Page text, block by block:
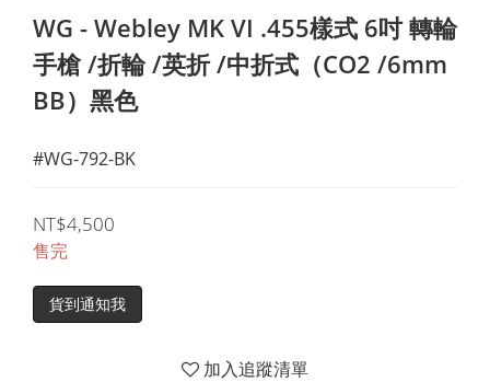
WG - Webley MK VI .455樣式 6吋 轉輪
手槍 /折輪 /英折 /中折式（CO2 /6mm
BB）黑色
#WG-792-BK
NT$4,500
售完
貨到通知我
加入追蹤清單